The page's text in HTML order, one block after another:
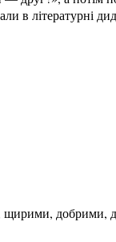
в літературні
добрими,